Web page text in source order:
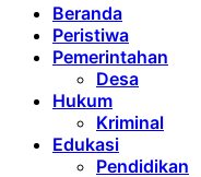
Beranda
Peristiwa
Pemerintahan
Desa
Hukum
Kriminal
Edukasi
Pendidikan